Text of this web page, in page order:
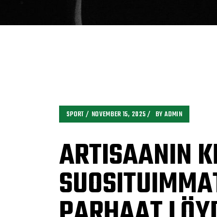
SPORT NOVEMBER 15, 2025 BYADMIN
ARTISAANIN